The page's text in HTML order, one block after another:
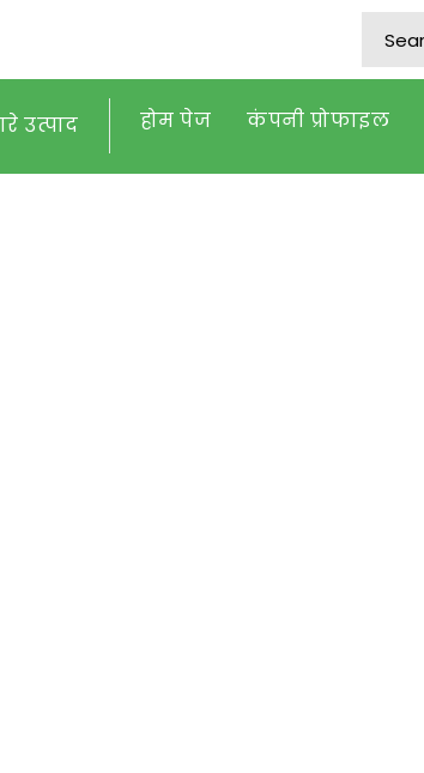
उत्पाद होम पेज कंपनी प्रोफाइल